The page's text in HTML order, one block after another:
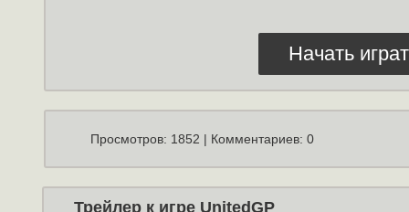
Начать
Просмотров: 1852 | Комментариев: 0
Трейлер к игре UnitedGP